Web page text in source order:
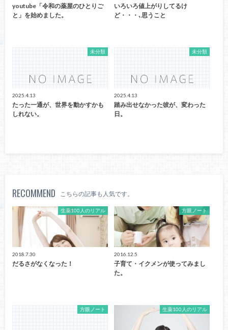
youtube「令和の薬屋のひとりご
と」を始めました。
いろいろ値上がりしてるけ
ど・・・､思うこと
未分類
2025.4.13
たった一通が、世界を動かすかも
しれない。
未分類
2025.4.13
踏み出せなかった彼が、変わった
日。
RECOMMEND こちらの記事も人気です。
生薬100人のリアル
2018.7.30
だるさがなくなった！
方眼ノート
2016.12.5
子育て・イクメンが使ってみまし
た。
方眼ノート 生薬100人のリアル